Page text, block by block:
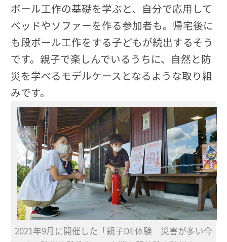
ボール工作の基礎を学ぶと、自分で応用して
ベッドやソファーを作る参加者も。帰宅後に
も段ボール工作をする子どもが続出するそう
です。親子で楽しんでいるうちに、自然と防
災を学べるモデルケースとなるような取り組
みです。
2021年9月に開催した「親子DE体験 災害が多い今